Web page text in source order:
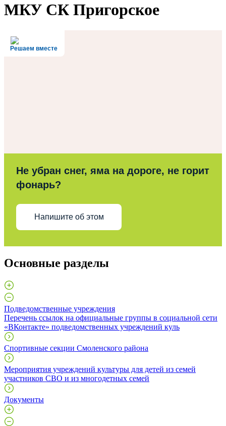
МКУ СК Пригорское
Решаем вместе
Не убран снег, яма на дороге, не горит
фонарь?
Напишите об этом
Основные разделы
Подведомственные учреждения
Перечень ссылок на официальные группы в социальной сети
«ВКонтакте» подведомственных учреждений куль
Спортивные секции Смоленского района
Мероприятия учреждений культуры для детей из семей
участников СВО и из многодетных семей
Документы